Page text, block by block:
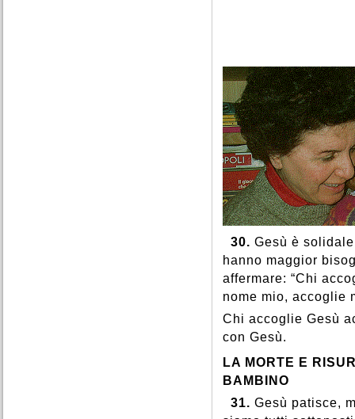
30. Gesù è
hanno maggior
affermare: “Chi
nome mio, accoglie
Chi accoglie Gesù
con Gesù.
LA MORTE E
BAMBINO
31. Gesù patisce,